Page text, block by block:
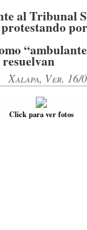
al Tribunal
Xalapa, Ver. 16/
Click para ver fotos